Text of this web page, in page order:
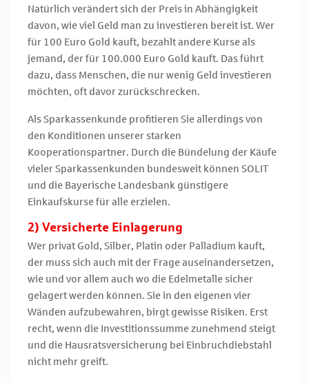
Natürlich verändert sich der Preis in Abhängigkeit
davon, wie viel Geld man zu investieren bereit ist. Wer
für 100 Euro Gold kauft, bezahlt andere Kurse als
jemand, der für 100.000 Euro Gold kauft. Das führt
dazu, dass Menschen, die nur wenig Geld investieren
möchten, oft davor zurückschrecken.
Als Sparkassenkunde profitieren Sie allerdings von
den Konditionen unserer starken
Kooperationspartner. Durch die Bündelung der Käufe
vieler Sparkassenkunden bundesweit können SOLIT
und die Bayerische Landesbank günstigere
Einkaufskurse für alle erzielen.
2) Versicherte Einlagerung
Wer privat Gold, Silber, Platin oder Palladium kauft,
der muss sich auch mit der Frage auseinandersetzen,
wie und vor allem auch wo die Edelmetalle sicher
gelagert werden können. Sie in den eigenen vier
Wänden aufzubewahren, birgt gewisse Risiken. Erst
recht, wenn die Investitionssumme zunehmend steigt
und die Hausratsversicherung bei Einbruchdiebstahl
nicht mehr greift.